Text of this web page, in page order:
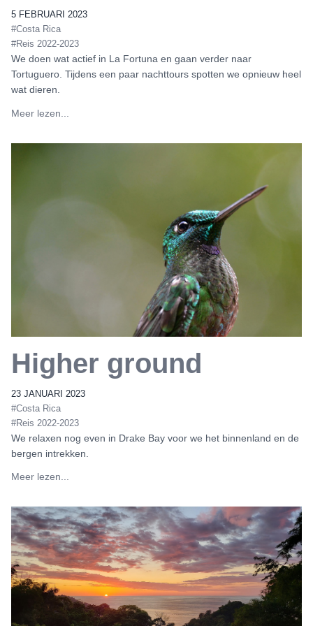
5 FEBRUARI 2023
#Costa Rica
#Reis 2022-2023
We doen wat actief in La Fortuna en gaan verder naar
Tortuguero. Tijdens een paar nachttours spotten we opnieuw heel
wat dieren.
Meer lezen...
Higher ground
23 JANUARI 2023
#Costa Rica
#Reis 2022-2023
We relaxen nog even in Drake Bay voor we het binnenland en de
bergen intrekken.
Meer lezen...